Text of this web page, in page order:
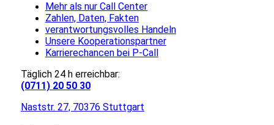
Mehr als nur Call Center
Zahlen, Daten, Fakten
verantwortungsvolles Handeln
Unsere Kooperationspartner
Karrierechancen bei P-Call
Täglich 24 h erreichbar:
(0711) 20 50 30
Naststr. 27, 70376 Stuttgart